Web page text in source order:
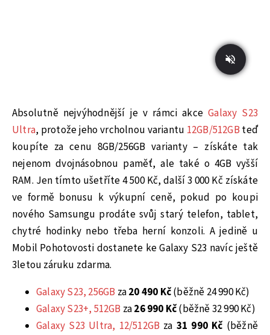
Absolutně nejvýhodnější je v rámci akceGalaxy S23
Ultra, protože jeho vrcholnou variantu 12GB/512GB teď
koupíte za cenu 8GB/256GB varianty – získáte tak
nejenom dvojnásobnou paměť, ale také o 4GB vyšší
RAM. Jen tímto ušetříte 4 500 Kč, další 3 000 Kč získáte
ve formě bonusu k výkupní ceně, pokud po koupi
nového Samsungu prodáte svůj starý telefon, tablet,
chytré hodinky nebo třeba herní konzoli. A jedině u
Mobil Pohotovosti dostanete ke Galaxy S23 navíc ještě
3letou záruku zdarma.
Galaxy S23, 256GB za20 490 Kč(běžně 24 990 Kč)
Galaxy S23+, 512GB za26 990 Kč(běžně 32 990 Kč)
Galaxy S23 Ultra, 12/512GB za 31 990 Kč (běžně